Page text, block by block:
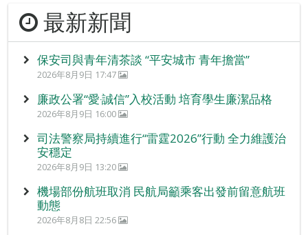
最新新聞
保安司與青年清茶談 “平安城市 青年擔當”
2026年8月9日 17:47
廉政公署“愛‧誠信”入校活動 培育學生廉潔品格
2026年8月9日 16:00
司法警察局持續進行“雷霆2026”行動 全力維護治
安穩定
2026年8月9日 13:20
機場部份航班取消 民航局籲乘客出發前留意航班
動態
2026年8月8日 22:56